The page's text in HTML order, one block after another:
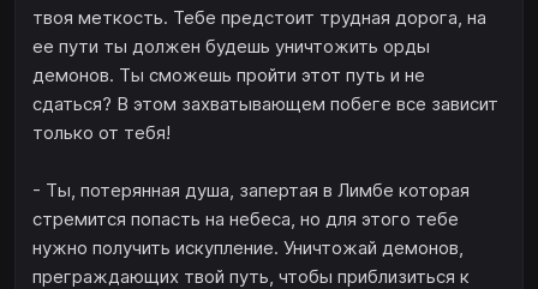
твоя меткость. Тебе предстоит трудная дорога, на
ее пути ты должен будешь уничтожить орды
демонов. Ты сможешь пройти этот путь и не
сдаться? В этом захватывающем побеге все зависит
только от тебя!
- Ты, потерянная душа, запертая в Лимбе которая
стремится попасть на небеса, но для этого тебе
нужно получить искупление. Уничтожай демонов,
преграждающих твой путь, чтобы приблизиться к